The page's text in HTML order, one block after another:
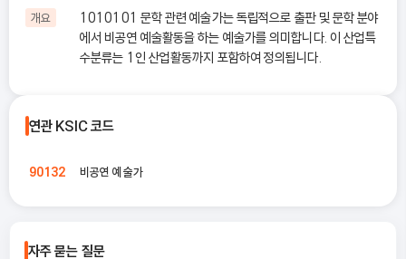
개요
1010101 문학 관련 예술가는 독립적으로 출판 및 문학 분야
에서 비공연 예술활동을 하는 예술가를 의미합니다. 이 산업특
수분류는 1인 산업활동까지 포함하여 정의됩니다.
연관 KSIC 코드
90132 비공연 예술가
자주 묻는 질문